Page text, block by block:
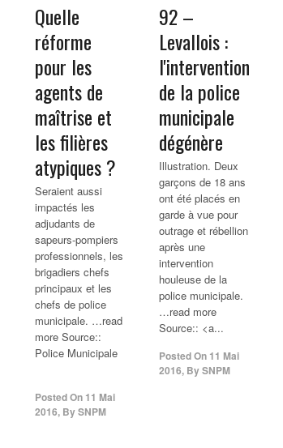
Quelle
réforme
pour les
agents de
maîtrise et
les filières
atypiques ?
Seraient aussi
impactés les
adjudants de
sapeurs-pompiers
professionnels, les
brigadiers chefs
principaux et les
chefs de police
municipale. …read
more Source::
Police Municipale
Posted On 11 Mai
2016, BySNPM
92 –
Levallois :
l'intervention
de la police
municipale
dégénère
Illustration. Deux
garçons de 18 ans
ont été placés en
garde à vue pour
outrage et rébellion
après une
intervention
houleuse de la
police municipale.
…read more
Source:: <a...
Posted On 11 Mai
2016, BySNPM